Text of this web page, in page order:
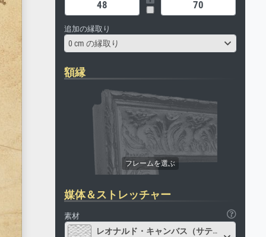
追加の縁取り
0 cm の縁取り
額縁
媒体＆ストレッチャー
素材
レオナルド・キャンバス（サテン）